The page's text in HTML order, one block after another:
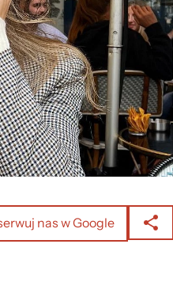
nas w Google